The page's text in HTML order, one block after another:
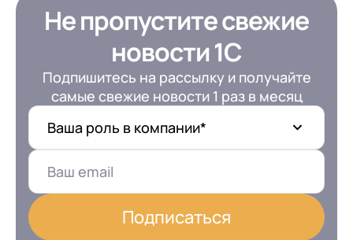
Не пропустите свежие
новости 1С
Подпишитесь на рассылку и получайте
самые свежие новости 1 раз в месяц
Ваша роль в компании*
Подписаться